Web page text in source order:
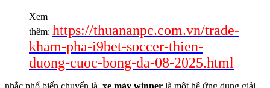
Xem
thêm: https://thuananpc.com.vn/trade-
kham-pha-i9bet-soccer-thien-
duong-cuoc-bong-da-08-2025.html